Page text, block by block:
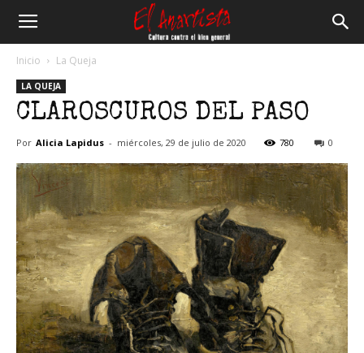
Anartista
Inicio La Queja
LA QUEJA
CLAROSCUROS DEL PASO
Por Alicia Lapidus - miércoles, 29 de julio de 2020 780 0